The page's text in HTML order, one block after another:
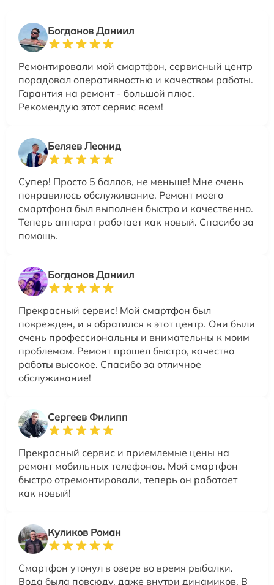
Богданов Даниил
Ремонтировали мой смартфон, сервисный центр
порадовал оперативностью и качеством работы.
Гарантия на ремонт - большой плюс.
Рекомендую этот сервис всем!
Беляев Леонид
Супер! Просто 5 баллов, не меньше! Мне очень
понравилось обслуживание. Ремонт моего
смартфона был выполнен быстро и качественно.
Теперь аппарат работает как новый. Спасибо за
помощь.
Богданов Даниил
Прекрасный сервис! Мой смартфон был
поврежден, и я обратился в этот центр. Они были
очень профессиональны и внимательны к моим
проблемам. Ремонт прошел быстро, качество
работы высокое. Спасибо за отличное
обслуживание!
Сергеев Филипп
Прекрасный сервис и приемлемые цены на
ремонт мобильных телефонов. Мой смартфон
быстро отремонтировали, теперь он работает
как новый!
Куликов Роман
Смартфон утонул в озере во время рыбалки.
Вода была повсюду, даже внутри динамиков. В